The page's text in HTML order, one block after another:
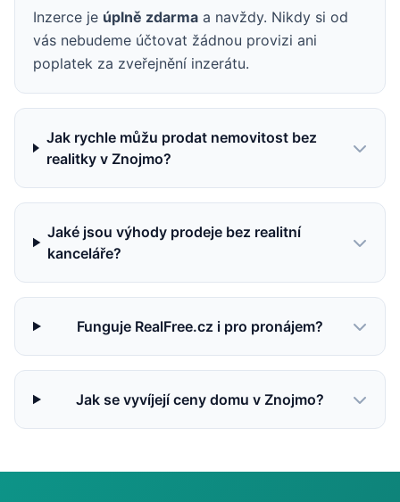
Inzerce je úplně zdarma a navždy. Nikdy si od
vás nebudeme účtovat žádnou provizi ani
poplatek za zveřejnění inzerátu.
Jak rychle můžu prodat nemovitost bez
realitky v Znojmo?
Jaké jsou výhody prodeje bez realitní
kanceláře?
Funguje RealFree.cz i pro pronájem?
Jak se vyvíjejí ceny domu v Znojmo?